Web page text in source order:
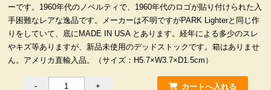
ーです。1960年代のノベルティで、1960年代のロゴが貼り付けられた入
手困難なレアな逸品です。メーカーは不明ですがPARK Lighterと同じ作
りをしていて、底にMADE IN USA とあります。経年による多少のスレ
やキズ等ありますが、新品未使用のデッドストックです。箱はありませ
ん。アメリカ直輸入品。（サイズ：H5.7×W3.7×D1.5cm）